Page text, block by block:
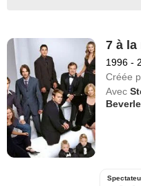
7 à la
1996 -
Créée
Avec